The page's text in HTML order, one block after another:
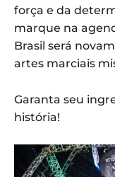
força e da
marque na
Brasil será
artes marciais
Garanta seu
história!